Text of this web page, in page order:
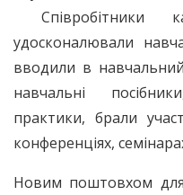
Співробітники
удосконалювали
вводили в
навчальні
практики, брали
конференціях,
Новим поштовхом для